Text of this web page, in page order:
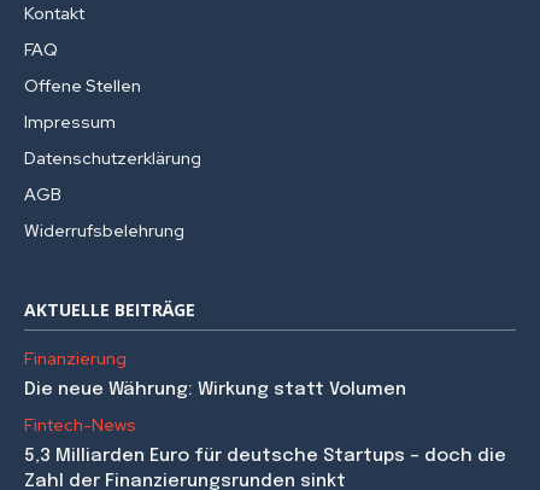
Kontakt
FAQ
Offene Stellen
Impressum
Datenschutzerklärung
AGB
Widerrufsbelehrung
AKTUELLE BEITRÄGE
Finanzierung
Die neue Währung: Wirkung statt Volumen
Fintech-News
5,3 Milliarden Euro für deutsche Startups – doch die
Zahl der Finanzierungsrunden sinkt